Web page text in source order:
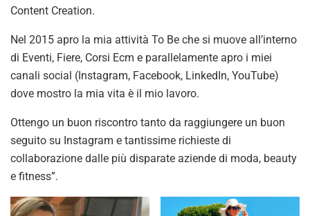
Content Creation.
Nel 2015 apro la mia attività To Be che si muove all’interno
di Eventi, Fiere, Corsi Ecm e parallelamente apro i miei
canali social (Instagram, Facebook, LinkedIn, YouTube)
dove mostro la mia vita è il mio lavoro.
Ottengo un buon riscontro tanto da raggiungere un buon
seguito su Instagram e tantissime richieste di
collaborazione dalle più disparate aziende di moda, beauty
e fitness”.